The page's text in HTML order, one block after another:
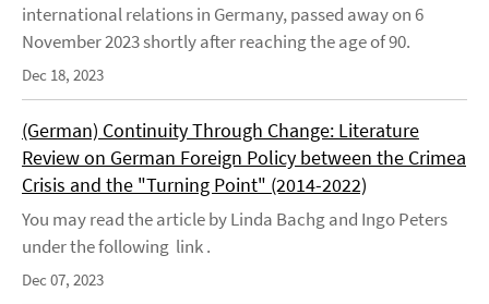
international relations in Germany, passed away on 6
November 2023 shortly after reaching the age of 90.
Dec 18, 2023
(German) Continuity Through Change: Literature
Review on German Foreign Policy between the Crimea
Crisis and the "Turning Point" (2014-2022)
You may read the article by Linda Bachg and Ingo Peters
under the following link .
Dec 07, 2023